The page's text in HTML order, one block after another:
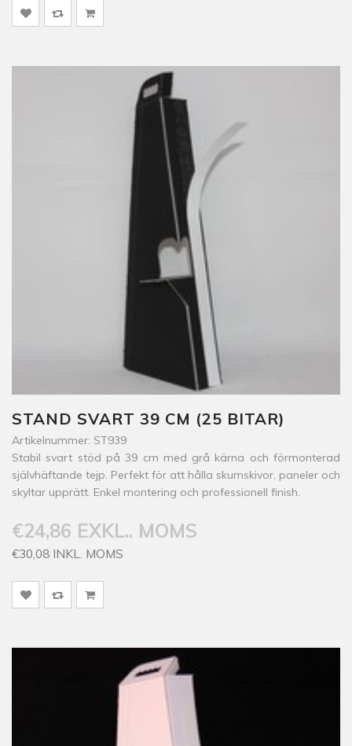
STAND SVART 39 CM (25 BITAR)
Artikelnummer: ST939
Stabil svart stöd på 39 cm med grå kärna och förmonterad
självhäftande tejp. Perfekt för att hålla skumskivor, paneler och
skyltar upprätt. Enkel montering och professionell finish.
€24,86 EXKL.. MOMS
€30,08 INKL. MOMS